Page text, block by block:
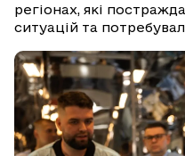
регіонах, які
ситуацій та